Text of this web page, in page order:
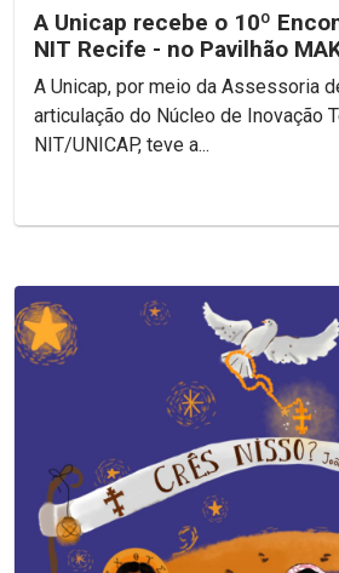
A Unicap recebe o 10º
NIT Recife - no Pavilhão
A Unicap, por meio da Assessoria
articulação do Núcleo de Inovação
NIT/UNICAP, teve a...